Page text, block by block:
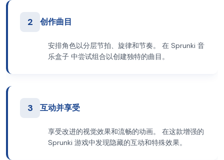
2 创作曲目
安排角色以分层节拍、旋律和节奏。 在 Sprunki 音
乐盒子 中尝试组合以创建独特的曲目。
3 互动并享受
享受改进的视觉效果和流畅的动画。 在这款增强的
Sprunki 游戏中发现隐藏的互动和特殊效果。